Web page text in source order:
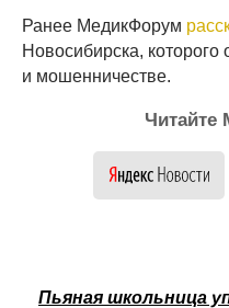
Ранее МедикФорум
Новосибирска, которого
и мошенничестве.
Читайте
Пьяная школьница